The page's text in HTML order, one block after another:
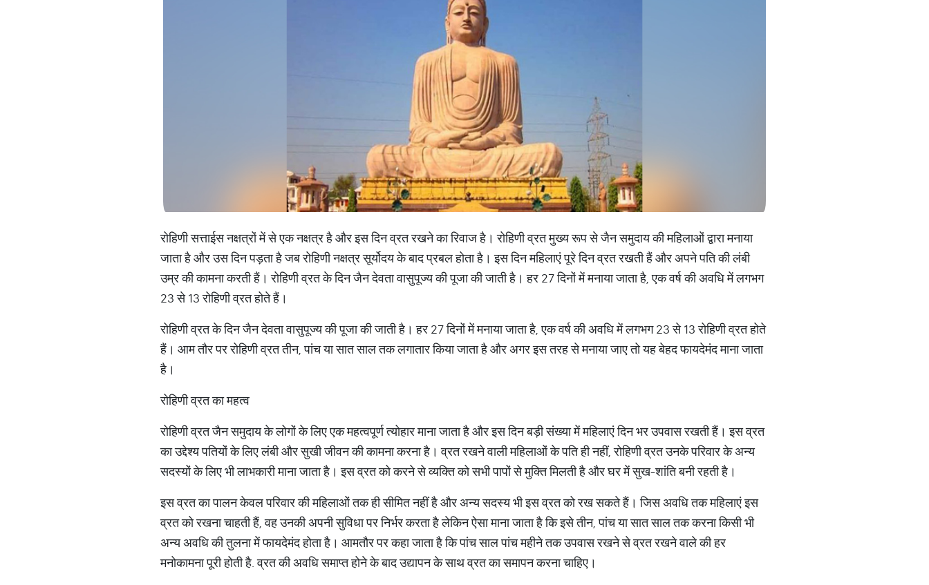
रोहिणी सत्ताईस नक्षत्रों में से एक नक्षत्र है और इस दिन व्रत रखने का रिवाज है। रोहिणी व्रत मुख्य रूप से जैन समुदाय की महिलाओं द्वारा मनाया
जाता है और उस दिन पड़ता है जब रोहिणी नक्षत्र सूर्योदय के बाद प्रबल होता है। इस दिन महिलाएं पूरे दिन व्रत रखती हैं और अपने पति की लंबी
उम्र की कामना करती हैं। रोहिणी व्रत के दिन जैन देवता वासुपूज्य की पूजा की जाती है। हर 27 दिनों में मनाया जाता है, एक वर्ष की अवधि में लगभग
23 से 13 रोहिणी व्रत होते हैं।
रोहिणी व्रत के दिन जैन देवता वासुपूज्य की पूजा की जाती है। हर 27 दिनों में मनाया जाता है, एक वर्ष की अवधि में लगभग 23 से 13 रोहिणी व्रत होते
हैं। आम तौर पर रोहिणी व्रत तीन, पांच या सात साल तक लगातार किया जाता है और अगर इस तरह से मनाया जाए तो यह बेहद फायदेमंद माना जाता
है।
रोहिणी व्रत का महत्व
रोहिणी व्रत जैन समुदाय के लोगों के लिए एक महत्वपूर्ण त्योहार माना जाता है और इस दिन बड़ी संख्या में महिलाएं दिन भर उपवास रखती हैं। इस व्रत
का उद्देश्य पतियों के लिए लंबी और सुखी जीवन की कामना करना है। व्रत रखने वाली महिलाओं के पति ही नहीं, रोहिणी व्रत उनके परिवार के अन्य
सदस्यों के लिए भी लाभकारी माना जाता है। इस व्रत को करने से व्यक्ति को सभी पापों से मुक्ति मिलती है और घर में सुख-शांति बनी रहती है।
इस व्रत का पालन केवल परिवार की महिलाओं तक ही सीमित नहीं है और अन्य सदस्य भी इस व्रत को रख सकते हैं। जिस अवधि तक महिलाएं इस
व्रत को रखना चाहती हैं, वह उनकी अपनी सुविधा पर निर्भर करता है लेकिन ऐसा माना जाता है कि इसे तीन, पांच या सात साल तक करना किसी भी
अन्य अवधि की तुलना में फायदेमंद होता है। आमतौर पर कहा जाता है कि पांच साल पांच महीने तक उपवास रखने से व्रत रखने वाले की हर
मनोकामना पूरी होती है. व्रत की अवधि समाप्त होने के बाद उद्यापन के साथ व्रत का समापन करना चाहिए।